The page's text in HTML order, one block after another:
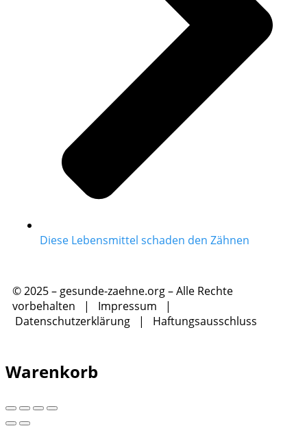
Diese Lebensmittel schaden den Zähnen
© 2025 – gesunde-zaehne.org – Alle Rechte
vorbehalten | Impressum |
Datenschutzerklärung | Haftungsausschluss
Warenkorb